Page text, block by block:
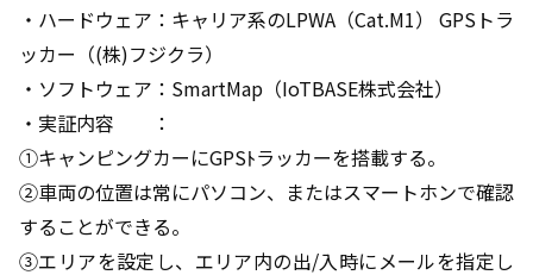
・ハードウェア：キャリア系のLPWA（Cat.M1） GPSトラ
ッカー（(株)フジクラ）
・ソフトウェア：SmartMap（IoTBASE株式会社）
・実証内容 ：
①キャンピングカーにGPSﾄラッカーを搭載する。
②車両の位置は常にパソコン、またはスマートホンで確認
することができる。
③エリアを設定し、エリア内の出/入時にメールを指定し